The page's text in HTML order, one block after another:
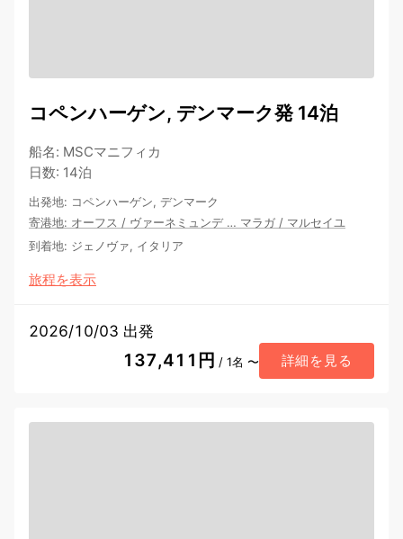
コペンハーゲン, デンマーク発 14泊
船名: MSCマニフィカ
日数: 14泊
出発地: コペンハーゲン, デンマーク
寄港地: オーフス / ヴァーネミュンデ… マラガ / マルセイユ
到着地: ジェノヴァ, イタリア
旅程を表示
2026/10/03 出発
137,411円 / 1名 〜 詳細を見る